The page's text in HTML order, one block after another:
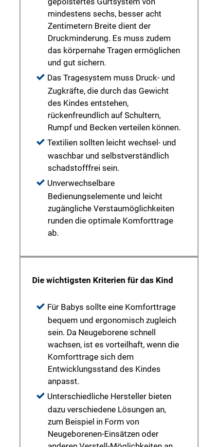
mindestens sechs, besser acht
Zentimetern Breite dient der
Druckminderung. Es muss zudem
das körpernahe Tragen ermöglichen
und gut sichern.
Das Tragesystem muss Druck- und
Zugkräfte, die durch das Gewicht
des Kindes entstehen,
rückenfreundlich auf Schultern,
Rumpf und Becken verteilen können.
Textilien sollten leicht wechsel- und
waschbar und selbstverständlich
schadstofffrei sein.
Unverwechselbare
Bedienungselemente und leicht
zugängliche Verstaumöglichkeiten
runden die optimale Komforttrage
ab.
Die wichtigsten Kriterien für das Kind
Für Babys sollte eine Komforttrage
bequem und ergonomisch zugleich
sein. Da Neugeborene schnell
wachsen, ist es vorteilhaft, wenn die
Komforttrage sich dem
Entwicklungsstand des Kindes
anpasst.
Unterschiedliche Hersteller bieten
dazu verschiedene Lösungen an,
zum Beispiel in Form von
Neugeborenen-Einsätzen oder